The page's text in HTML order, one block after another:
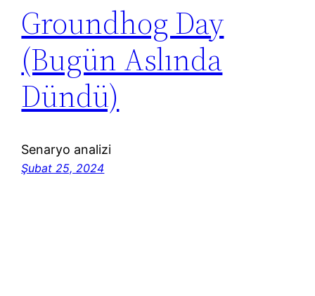
Groundhog Day
(Bugün Aslında
Dündü)
Senaryo analizi
Şubat 25, 2024